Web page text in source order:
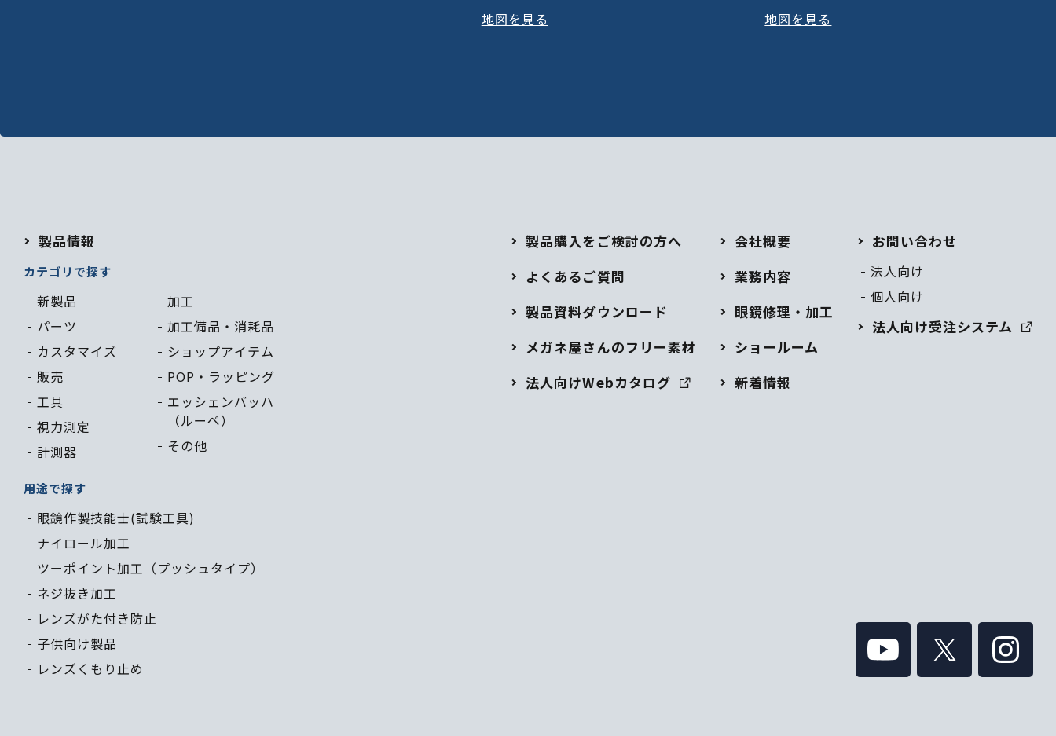
地図を見る
地図を見る
製品情報
カテゴリで探す
新製品
パーツ
カスタマイズ
販売
工具
視力測定
計測器
加工
加工備品・ 消耗品
ショップアイテム
POP・ ラッピング
エッシェンバッハ
（ルーペ）
その他
用途で探す
眼鏡作製技能士(試験工具)
ナイロール加工
ツーポイント加工（プッシュタイプ）
ネジ抜き加工
レンズがた付き防止
子供向け製品
レンズくもり止め
製品購入をご検討の方へ
よくあるご質問
製品資料ダウンロード
メガネ屋さんのフリー素材
法人向けWebカタログ
会社概要
業務内容
眼鏡修理・加工
ショールーム
新着情報
お問い合わせ
法人向け
個人向け
法人向け受注システム